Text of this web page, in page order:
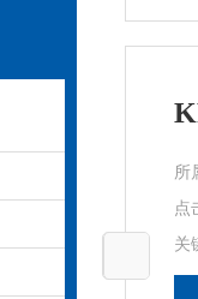
所
点
关